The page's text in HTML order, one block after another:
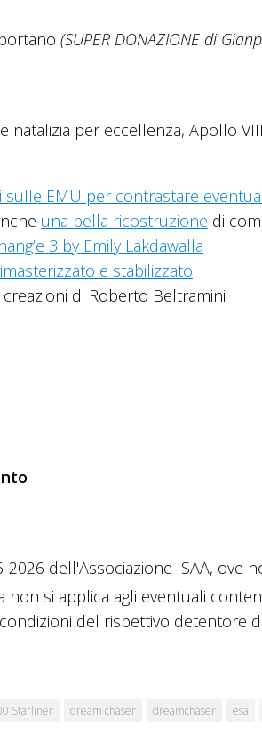
(SUPER DONAZIONE di
natalizia per eccellenza, Apollo VIII
sulle EMU per contrastare
una bella ricostruzione di
3 by Emily Lakdawalla
e stabilizzato
di Roberto Beltramini
dell'Associazione ISAA, ove
non si applica agli eventuali
del rispettivo detentore
Starliner dream chaser dreamchaser esa